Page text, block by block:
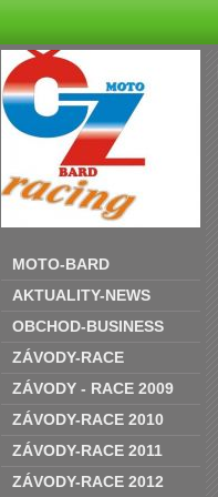
MOTO-BARD
AKTUALITY-NEWS
OBCHOD-BUSINESS
ZÁVODY-RACE
ZÁVODY - RACE 2009
ZÁVODY-RACE 2010
ZÁVODY-RACE 2011
ZÁVODY-RACE 2012